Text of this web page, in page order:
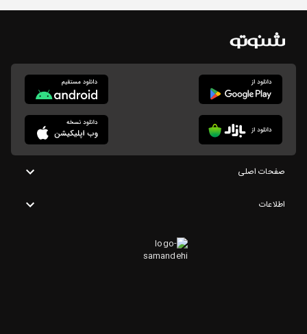
صفحات اصلی
اطلاعات